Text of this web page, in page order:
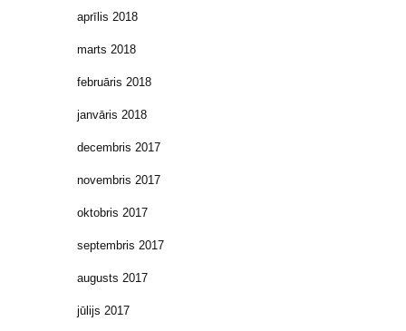
aprīlis 2018
marts 2018
februāris 2018
janvāris 2018
decembris 2017
novembris 2017
oktobris 2017
septembris 2017
augusts 2017
jūlijs 2017